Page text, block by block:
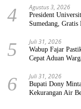
4 Agustus 3, 2026
President
Sumedang,
5 Juli 31, 2026
Wabup Fajar
Cepat Aduan
6 Juli 31, 2026
Bupati Dony
Kekurangan Air